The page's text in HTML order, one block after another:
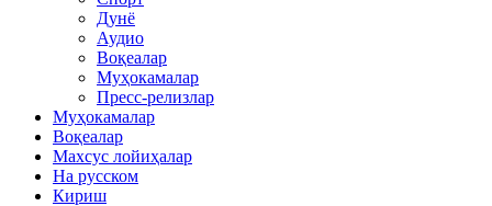
Дунё
Аудио
Воқеалар
Муҳокамалар
Пресс-релизлар
Муҳокамалар
Воқеалар
Махсус лойиҳалар
На русском
Кириш